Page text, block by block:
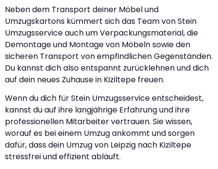
Neben dem Transport deiner Möbel und
Umzugskartons kümmert sich das Team von Stein
Umzugsservice auch um Verpackungsmaterial, die
Demontage und Montage von Möbeln sowie den
sicheren Transport von empfindlichen Gegenständen.
Du kannst dich also entspannt zurücklehnen und dich
auf dein neues Zuhause in Kiziltepe freuen.
Wenn du dich für Stein Umzugsservice entscheidest,
kannst du auf ihre langjährige Erfahrung und ihre
professionellen Mitarbeiter vertrauen. Sie wissen,
worauf es bei einem Umzug ankommt und sorgen
dafür, dass dein Umzug von Leipzig nach Kiziltepe
stressfrei und effizient abläuft.